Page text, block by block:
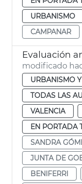
URBANISMO
CAMPANAR
modificado
URBANISMO
TODAS LAS
VALENCIA
EN PORTADA
SANDRA
JUNTA DE
BENIFERRI